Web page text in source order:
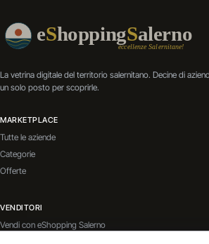
La vetrina digitale del territorio salernitano. Decine di
un solo posto per scoprirle.
MARKETPLACE
Tutte le aziende
Categorie
Offerte
VENDITORI
Vendi con eShopping Salerno